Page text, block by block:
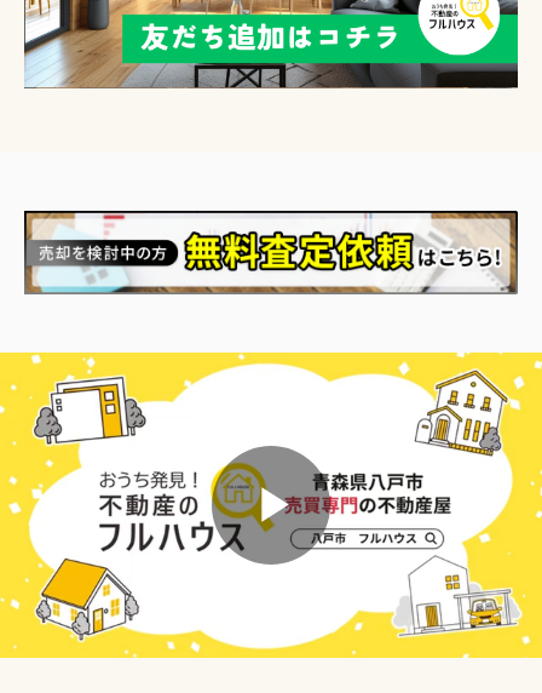
Play